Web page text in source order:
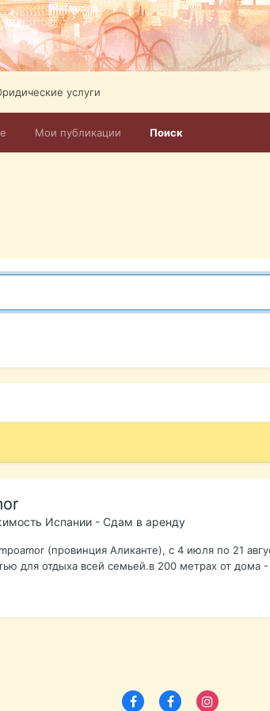
Мои публикации Поиск
услуги
Испании - Сдам в аренду
(провинция Аликанте), с 4 июля по 21
для отдыха всей семьей.в 200 метрах от дома